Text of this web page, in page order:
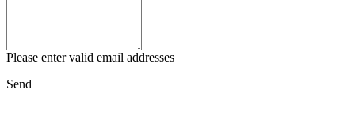
Please enter valid email addresses
Send